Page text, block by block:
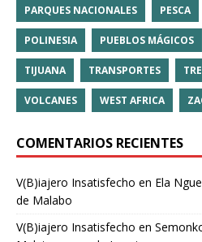
PARQUES NACIONALES PESCA
POLINESIA PUEBLOS MÁGICOS
TIJUANA TRANSPORTES
VOLCANES WEST AFRICA
COMENTARIOS RECIENTES
V(B)iajero Insatisfecho en Ela
de Malabo
V(B)iajero Insatisfecho en